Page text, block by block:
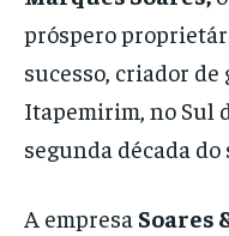
próspero
sucesso, criador
Itapemirim, no Sul
segunda década do
A empresa Soares